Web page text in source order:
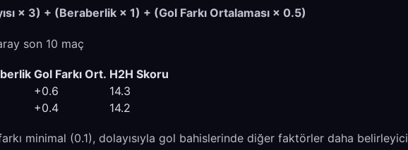
× 3) + (Beraberlik × 1) + (Gol Farkı Ortalaması × 0.5)
son 10 maç
Gol Farkı Ort. H2H Skoru
+0.6
14.3
+0.4 14.2
minimal (0.1), dolayısıyla gol bahislerinde diğer faktörler daha belirleyici